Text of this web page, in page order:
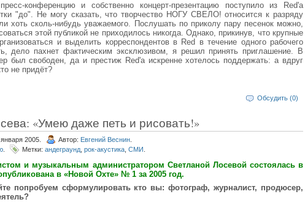
конференцию и собственно концерт-презентацию поступило из Red'a
"до". Не могу сказать, что творчество НОГУ СВЕЛО! относится к разряду
хоть сколь-нибудь уважаемого. Послушать по приколу пару песенок можно,
этой публикой не приходилось никогда. Однако, прикинув, что крупные
и выделить корреспондентов в Red в течение одного рабочего
дело пахнет фактическим эксклюзивом, я решил принять приглашение. В
был свободен, да и престиж Red'а искренне хотелось поддержать: а вдруг
не придёт?
Обсудить (0)
«Умею даже петь и рисовать!»
2005. Автор: Евгений Веснин
Метки: андеграунд рок-акустика СМИ
и музыкальным администратором Светланой Лосевой состоялась в
в «Новой Охте» № 1 за 2005 год.
попробуем сформулировать кто вы: фотограф, журналист, продюсер,